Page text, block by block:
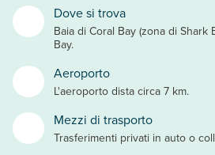
Dove si trova
Baia di Coral Bay (zona di Shark
Bay.
Aeroporto
L'aeroporto dista circa 7 km.
Mezzi di trasporto
Trasferimenti privati in auto o